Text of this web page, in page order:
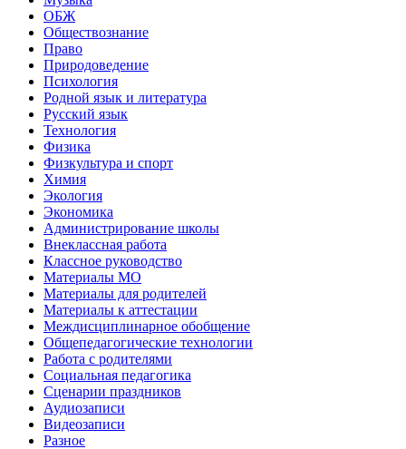
ОБЖ
Обществознание
Право
Природоведение
Психология
Родной язык и литература
Русский язык
Технология
Физика
Физкультура и спорт
Химия
Экология
Экономика
Администрирование школы
Внеклассная работа
Классное руководство
Материалы МО
Материалы для родителей
Материалы к аттестации
Междисциплинарное обобщение
Общепедагогические технологии
Работа с родителями
Социальная педагогика
Сценарии праздников
Аудиозаписи
Видеозаписи
Разное